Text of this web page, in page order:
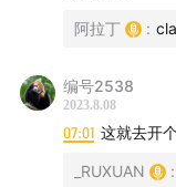
过场/剧情动
(c) 配音
爱奇艺国产剧
游《未定事件簿
阿拉丁 :
编号2538
2023.8.08
07:01 这就去开
_RUXUAN :